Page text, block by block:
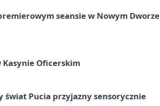
seansie w Nowym Dworze
Kasynie Oficerskim
świat Pucia przyjazny sensorycznie